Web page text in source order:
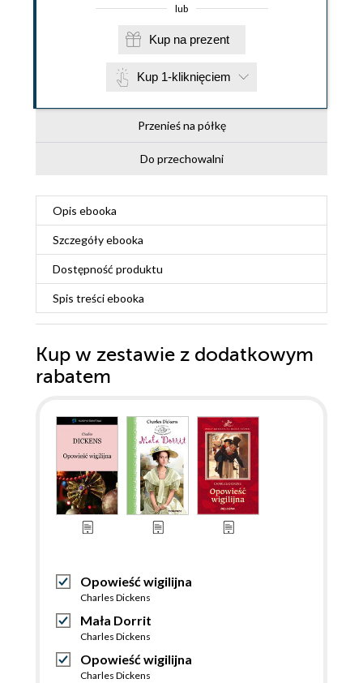
lub
Kup na prezent
Kup 1-kliknięciem
Przenieś na półkę
Do przechowalni
Opis ebooka
Szczegółyebooka
Dostępność produktu
Spis treściebooka
Kup w zestawie z dodatkowym
rabatem
Opowieść wigilijna
Charles Dickens
Mała Dorrit
Charles Dickens
Opowieść wigilijna
Charles Dickens